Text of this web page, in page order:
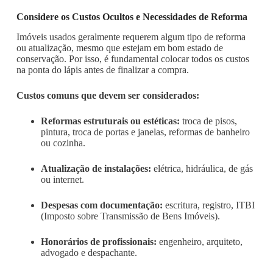
Considere os Custos Ocultos e Necessidades de Reforma
Imóveis usados geralmente requerem algum tipo de reforma
ou atualização, mesmo que estejam em bom estado de
conservação. Por isso, é fundamental colocar todos os custos
na ponta do lápis antes de finalizar a compra.
Custos comuns que devem ser considerados:
Reformas estruturais ou estéticas: troca de pisos,
pintura, troca de portas e janelas, reformas de banheiro
ou cozinha.
Atualização de instalações: elétrica, hidráulica, de gás
ou internet.
Despesas com documentação: escritura, registro, ITBI
(Imposto sobre Transmissão de Bens Imóveis).
Honorários de profissionais: engenheiro, arquiteto,
advogado e despachante.